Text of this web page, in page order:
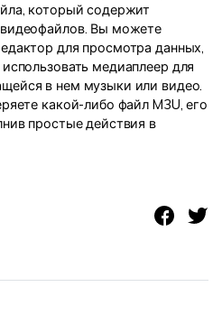
который содержит
Вы можете
для просмотра данных,
медиаплеер для
в нем музыки или видео.
какой-либо файл M3U, его
простые действия в